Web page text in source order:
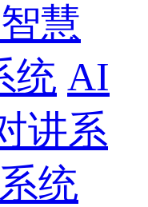
慧
统 AI
讲系
统